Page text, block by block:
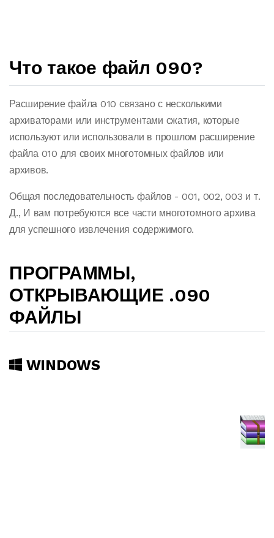
Что такое файл 090?
Расширение файла 010 связано с несколькими
архиваторами или инструментами сжатия, которые
используют или использовали в прошлом расширение
файла 010 для своих многотомных файлов или
архивов.
Общая последовательность файлов - 001, 002, 003 и т.
Д., И вам потребуются все части многотомного архива
для успешного извлечения содержимого.
ПРОГРАММЫ,
ОТКРЫВАЮЩИЕ .090
ФАЙЛЫ
WINDOWS